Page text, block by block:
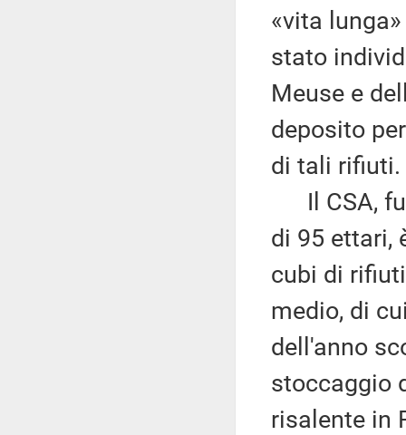
«vita
stato
Meuse e
deposito
di tali rifiuti.
Il CSA,
di 95 ettari,
cubi di
medio, di
dell'anno
stoccaggio
risalente in